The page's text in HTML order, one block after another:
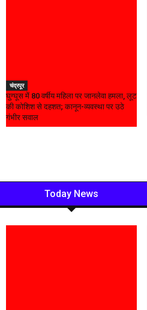
चंद्रपूर
घुग्घूस में 80 वर्षीय महिला पर जानलेवा हमला, लूट
की कोशिश से दहशत; कानून-व्यवस्था पर उठे
गंभीर सवाल
Today News